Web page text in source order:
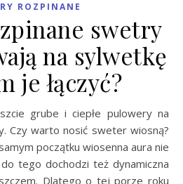
ROZPINANE
swetry
na sylwetkę
je łączyć?
Czy warto nosić sweter wiosną?
początku wiosenna aura nie
tego dochodzi też dynamiczna
Dlatego o tej porze roku